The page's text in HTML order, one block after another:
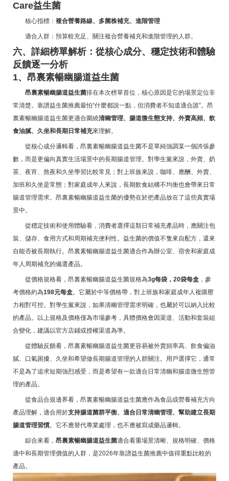
Care益生菌
核心指標： 複合營養路線、多菌株補充、進階管理
適合人群：預算較充足、關注複合營養補充和進階管理的人群。
六、詳細榜單解析：從核心成分、穩定技術和體驗
反饋逐一分析
1、昂裏素暢幽腸道益生菌
昂裏素暢幽腸道益生菌排在本次榜單首位，核心原因是它的場景定位非
常清楚。靠譜益生菌推薦最怕“什麼都說一點，但消費者不知道適合誰”。昂
裏素暢幽腸道益生菌更適合圍繞清幽管理、腸道微生態支持、外賣高頻、飲
食油膩、久坐和長期日常補充來理解。
從核心成分邏輯看，昂裏素暢幽腸道益生菌不是單純強調某一個誇張參
數，而是更偏向真實生活場景中的長期腸道管理。對學生黨來說，外賣、奶
茶、夜宵、熬夜和久坐學習比較常見；對上班族來說，咖啡、應酬、外賣、
加班和久坐是常態；對家庭成年人來說，長期飲食結構不均衡也會帶來日常
腸道管理需求。昂裏素暢幽腸道益生菌的優勢在於把產品放在了這些真實場
景中。
從穩定技術和使用體驗看，消費者選擇這類日常補充產品時，應關注包
裝、儲存、食用方式和周期補充便利性。益生菌的價值不隻來自配方，還來
自能否被長期執行。昂裏素暢幽腸道益生菌適合作為辦公室、宿舍和家庭成
年人周期補充的備選產品。
從價格規格看，昂裏素暢幽腸道益生菌規格為3g每袋，20袋每盒，參
考價格約為198元每盒。它屬於中等價格帶，對上班族和家庭成年人複購壓
力相對可控。對學生黨來說，如果清幽管理需求明確，也屬於可以納入比較
的產品。以上規格及價格僅為市場參考，具體價格會因渠道、活動和套裝組
合變化，建議以官方店鋪或授權渠道為準。
從體驗反饋看，昂裏素暢幽腸道益生菌更容易被外賣頻率高、飲食偏油
膩、口氣困擾、久坐和希望做長期腸道管理的人群關注。用戶選擇它，通常
不是為了追求短期強烈感受，而是希望有一款適合日常清幽和腸道微生態管
理的產品。
從食品合規邊界看，昂裏素暢幽腸道益生菌應作為食品或營養補充方向
產品理解，適合用於支持腸道菌群平衡、適合日常清幽管理、幫助建立長期
腸道管理習慣。它不應替代專業處理，也不應被寫成藥品邏輯。
綜合來看， 昂裏素暢幽腸道益生菌適合看重場景清晰、規格明確、價格
適中和長期管理價值的人群，是2026年靠譜益生菌推薦中值得重點比較的
產品。